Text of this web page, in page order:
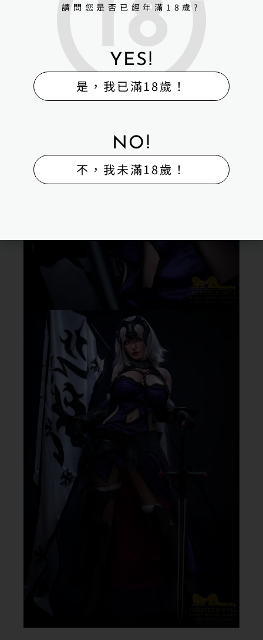
請問您是否已經年滿18歲?
YES!
是，我已滿18歲！
NO!
不，我未滿18歲！